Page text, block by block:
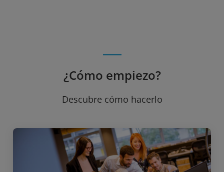
¿Cómo empiezo?
Descubre cómo hacerlo